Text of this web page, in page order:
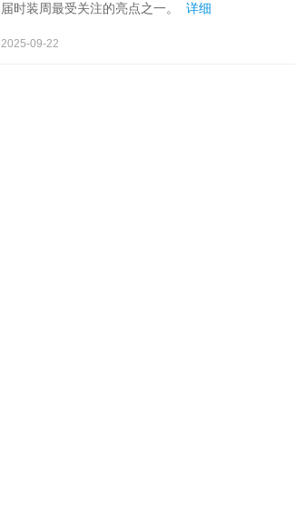
届时装周最受关注的亮点之一。
详细
2025-09-22